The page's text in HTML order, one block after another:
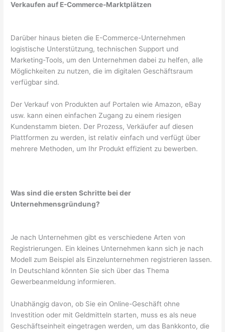
Verkaufen auf E-Commerce-Marktplätzen
Darüber hinaus bieten die E-Commerce-Unternehmen
logistische Unterstützung, technischen Support und
Marketing-Tools, um den Unternehmen dabei zu helfen, alle
Möglichkeiten zu nutzen, die im digitalen Geschäftsraum
verfügbar sind.
Der Verkauf von Produkten auf Portalen wie Amazon, eBay
usw. kann einen einfachen Zugang zu einem riesigen
Kundenstamm bieten. Der Prozess, Verkäufer auf diesen
Plattformen zu werden, ist relativ einfach und verfügt über
mehrere Methoden, um Ihr Produkt effizient zu bewerben.
Was sind die ersten Schritte bei der
Unternehmensgründung?
Je nach Unternehmen gibt es verschiedene Arten von
Registrierungen. Ein kleines Unternehmen kann sich je nach
Modell zum Beispiel als Einzelunternehmen registrieren lassen.
In Deutschland könnten Sie sich über das Thema
Gewerbeanmeldung informieren.
Unabhängig davon, ob Sie ein Online-Geschäft ohne
Investition oder mit Geldmitteln starten, muss es als neue
Geschäftseinheit eingetragen werden, um das Bankkonto, die